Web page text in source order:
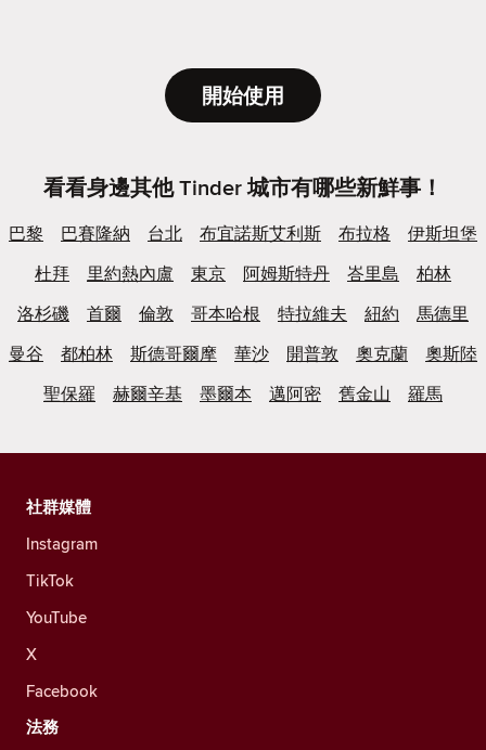
開始使用
看看身邊其他 Tinder 城市有哪些新鮮事！
巴黎 巴賽隆納 台北 布宜諾斯艾利斯 布拉格
伊斯坦堡
杜拜
里約熱內盧 東京 阿姆斯特丹 峇里島
柏林
洛杉磯
首爾 倫敦 哥本哈根 特拉維夫 紐約
馬德里
曼谷
都柏林 斯德哥爾摩 華沙 開普敦 奧克蘭
奧斯陸
聖保羅
赫爾辛基 墨爾本 邁阿密 舊金山 羅馬
社群媒體
Instagram
TikTok
YouTube
X
Facebook
法務